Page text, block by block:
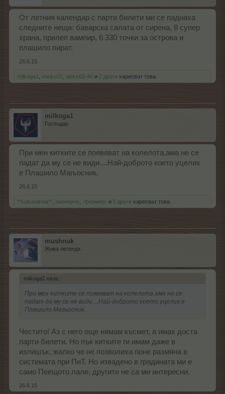
От летния календар с парти билети ми се паднаха
следните неща: баварска салата от сирена, 8 супер
храна, прилеп вампир, 6 330 точки за острова и
плашило пират.
26.6.15
milkoga1 vanko22 aleks62-40 и 2 други харесват това.
milkoga1
Господар
При мен китките се появяват на колелота,ама не се
падат да му се не види....Най-доброто което уцелих
е Плашило Магьосник.
26.6.15
**kukundrela** пионерче -фермер- и 5 други харесват това.
mushnuk
Жива легенда
milkoga1 каза: ↑
При мен китките се появяват на колелота,ама не се
падат да му се не види....Най-доброто което уцелих е
Плашило Магьосник.
Честито! Аз с него още нямам късмет, а имах доста
парти билети. Но пък китките ги имам даже в
излишък, жалко че не позволиха поне размяна в
системата при ПиТ. Но извадено в градината ми е
само Пеещото лале, другите не са ми интересни.
26.6.15